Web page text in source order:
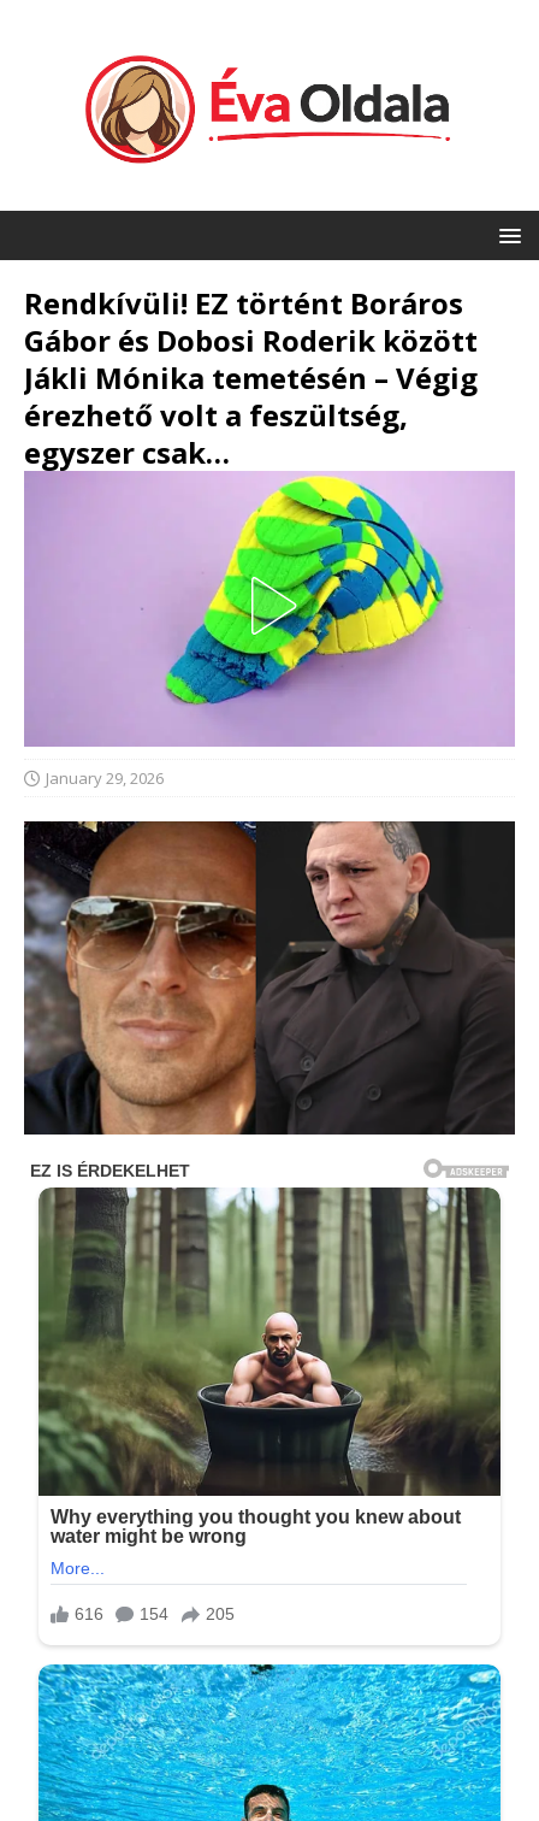
Rendkívüli! EZ történt Boráros
Gábor és Dobosi Roderik között
Jákli Mónika temetésén – Végig
érezhető volt a feszültség,
egyszer csak…
January 29, 2026